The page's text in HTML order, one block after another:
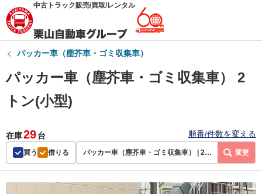
中古トラック販売/買取/レンタル
パッカー車（塵芥車・ゴミ収集車）
パッカー車（塵芥車・ゴミ収集車） 2
トン(小型)
在庫29台 順番/件数を変える
買う 借りる パッカー車（塵芥車・ゴミ収集車） | 2トン(小型) 変更